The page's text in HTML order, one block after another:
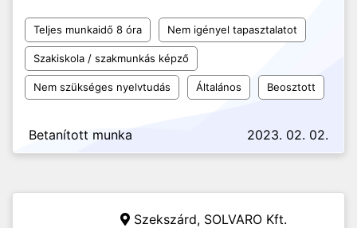
Teljes munkaidő 8 óra Nem igényel tapasztalatot
Szakiskola / szakmunkás képző
Nem szükséges nyelvtudás Általános Beosztott
Betanított munka 2023. 02. 02.
Szekszárd, SOLVARO Kft.